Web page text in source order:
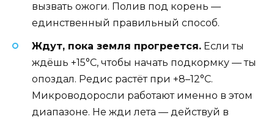
вызвать ожоги. Полив под корень —
единственный правильный способ.
Ждут, пока земля прогреется. Если ты
ждёшь +15°C, чтобы начать подкормку — ты
опоздал. Редис растёт при +8–12°C.
Микроводоросли работают именно в этом
диапазоне. Не жди лета — действуй в